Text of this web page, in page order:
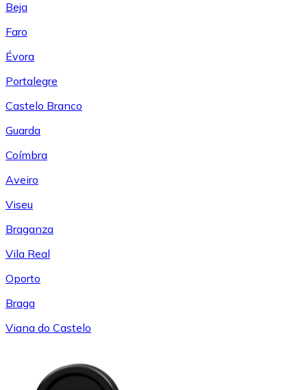
Beja
Faro
Évora
Portalegre
Castelo Branco
Guarda
Coímbra
Aveiro
Viseu
Braganza
Vila Real
Oporto
Braga
Viana do Castelo